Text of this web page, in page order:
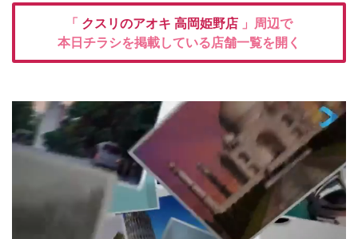
「 クスリのアオキ 高岡姫野店 」周辺で
本日チラシを掲載している店舗一覧を開く